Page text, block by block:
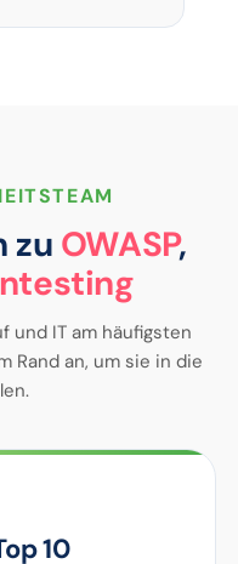
zu OWASP,
und IT am häufigsten
Rand an, um sie in die
10